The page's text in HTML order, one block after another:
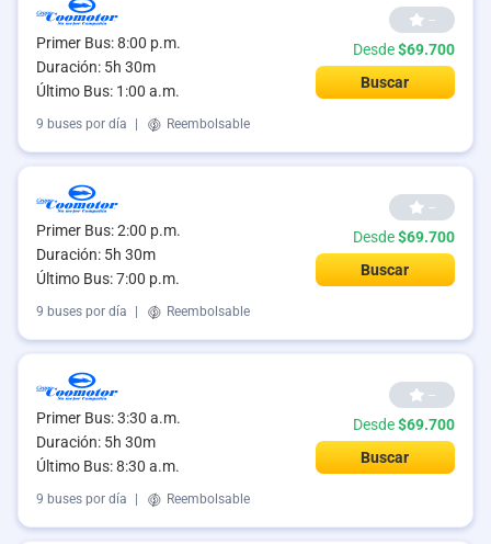
Primer Bus: 8:00 p.m.
Duración: 5h 30m
Último Bus: 1:00 a.m.
--
Desde$69.700
Buscar
9 buses por día Reembolsable
Primer Bus: 2:00 p.m.
Duración: 5h 30m
Último Bus: 7:00 p.m.
--
Desde$69.700
Buscar
9 buses por día Reembolsable
Primer Bus: 3:30 a.m.
Duración: 5h 30m
Último Bus: 8:30 a.m.
--
Desde$69.700
Buscar
9 buses por día Reembolsable